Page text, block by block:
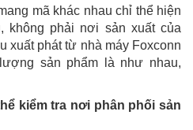
mã khác nhau chỉ thể hiện
không phải nơi sản xuất của
xuất phát từ nhà máy Foxconn
sản phẩm là như nhau,
kiểm tra nơi phân phối sản